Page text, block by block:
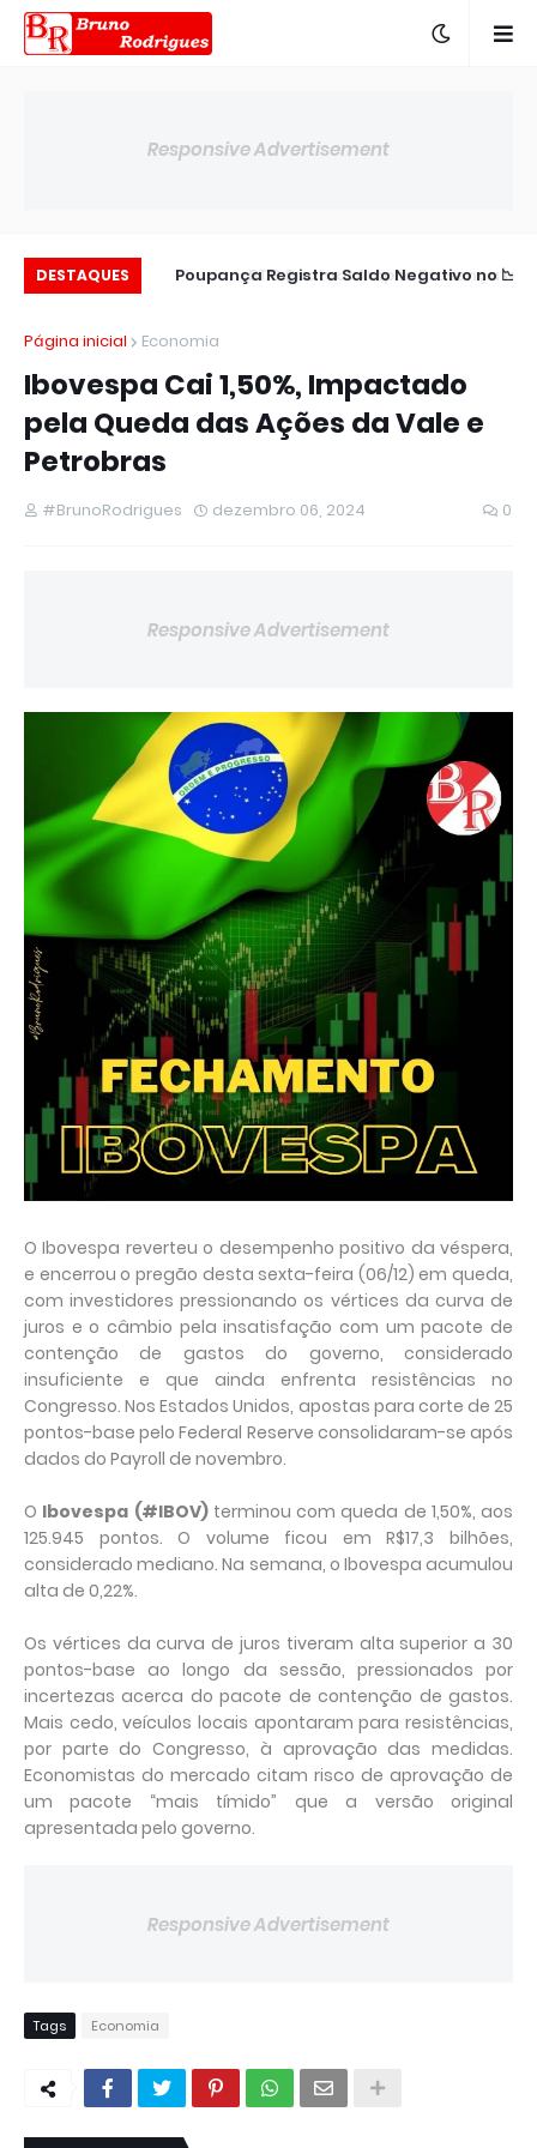
Responsive Advertisement
DESTAQUES
📉 Poupança Registra Saldo Negativo no
para 14,00% ao
Página inicial
Economia
Ibovespa Cai 1,50%, Impactado
pela Queda das Ações da Vale e
Petrobras
#BrunoRodrigues dezembro 06, 2024 0
Responsive Advertisement
O Ibovespa reverteu o desempenho positivo da véspera,
e encerrou o pregão desta sexta-feira (06/12) em queda,
com investidores pressionando os vértices da curva de
juros e o câmbio pela insatisfação com um pacote de
contenção de gastos do governo, considerado
insuficiente e que ainda enfrenta resistências no
Congresso. Nos Estados Unidos, apostas para corte de 25
pontos-base pelo Federal Reserve consolidaram-se após
dados do Payroll de novembro.
O Ibovespa (#IBOV)terminou com queda de 1,50%, aos
125.945 pontos. O volume ficou em R$17,3 bilhões,
considerado mediano. Na semana, o Ibovespa acumulou
alta de 0,22%.
Os vértices da curva de juros tiveram alta superior a 30
pontos-base ao longo da sessão, pressionados por
incertezas acerca do pacote de contenção de gastos.
Mais cedo, veículos locais apontaram para resistências,
por parte do Congresso, à aprovação das medidas.
Economistas do mercado citam risco de aprovação de
um pacote “mais tímido” que a versão original
apresentada pelo governo.
Responsive Advertisement
Tags Economia